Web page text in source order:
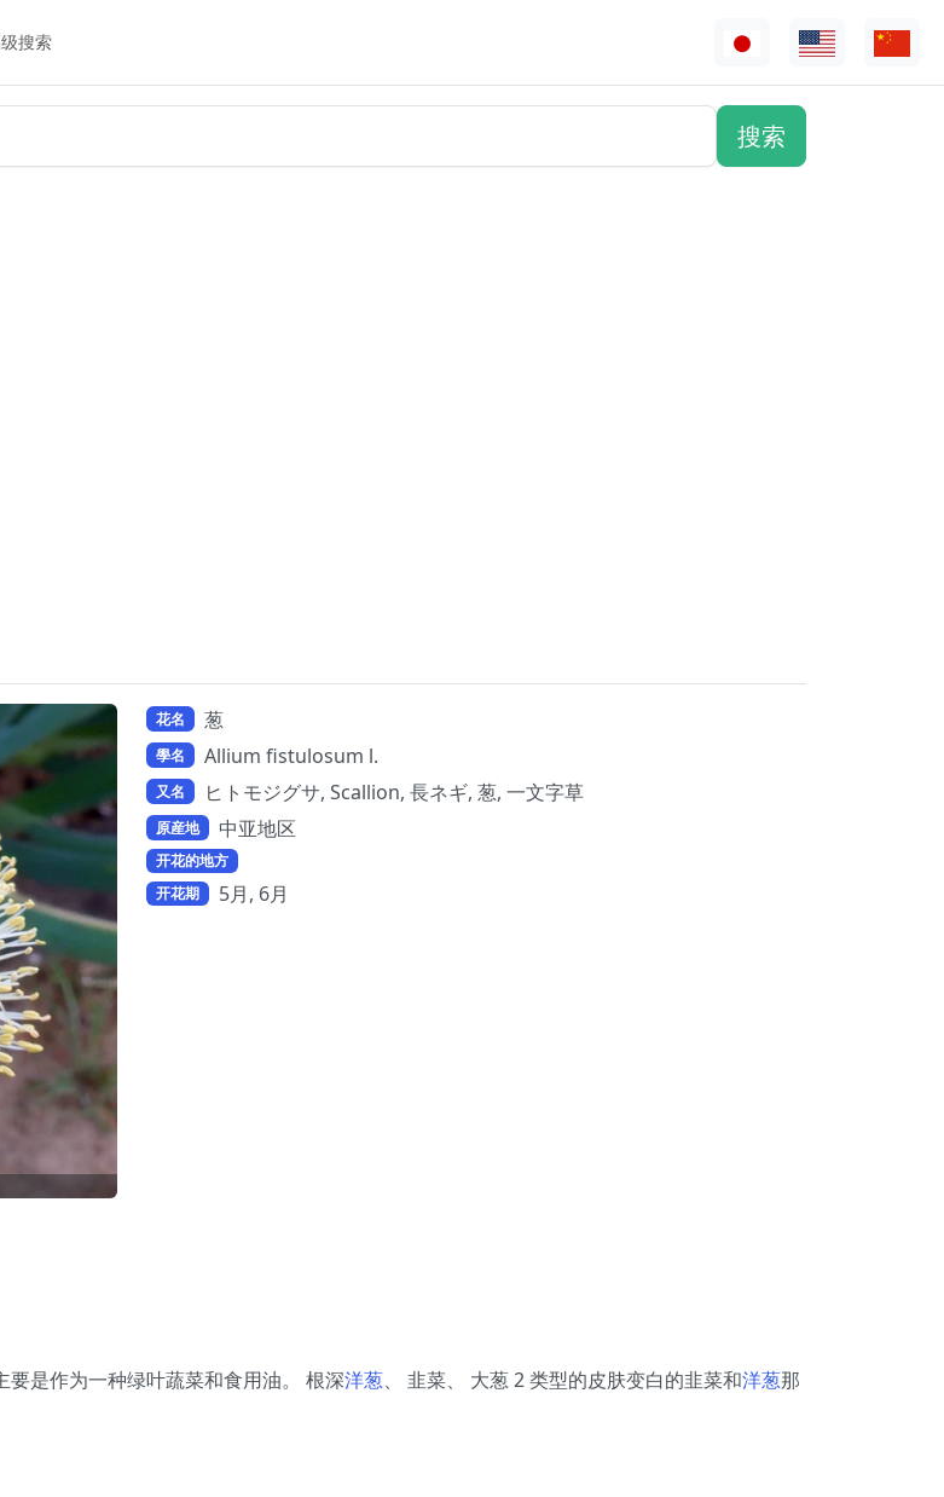
搜索
花名 葱
學名 Allium fistulosum l.
又名 ヒトモジグサ, Scallion, 長ネギ, 葱, 一文字草
原産地 中亚地区
开花的地方
开花期
5月, 6月
是作为一种绿叶蔬菜和食用油。 根深洋葱、 韭菜、 大葱 2 类型的皮肤变白的韭菜和洋葱那